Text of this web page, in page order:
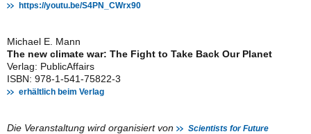
https://youtu.be/S4PN_CWrx90
Michael E. Mann
The new climate war: The Fight to Take Back Our Planet
Verlag: PublicAffairs
ISBN: 978-1-541-75822-3
erhältlich beim Verlag
Die Veranstaltung wird organisiert von
Scientists for Future